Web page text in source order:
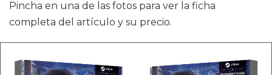
Pincha en una de las fotos para ver la ficha
completa del artículo y su precio.